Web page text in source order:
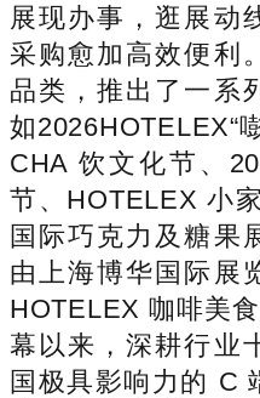
展现办事，逛展动
采购愈加高效便利
品类，推出了一系
如2026HOTELEX“
CHA 饮文化节、
节、HOTELEX 小
国际巧克力及糖果
由上海博华国际展
HOTELEX 咖啡美
幕以来，深耕行业
国极具影响力的 C